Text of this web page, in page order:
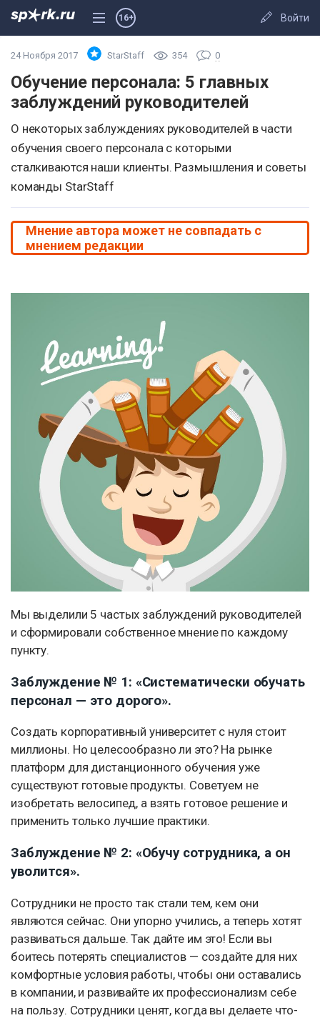
Войти
16+
24 Ноября 2017 StarStaff 354 0
Обучение персонала: 5 главных
заблуждений руководителей
О некоторых заблуждениях руководителей в части
обучения своего персонала с которыми
сталкиваются наши клиенты. Размышления и советы
команды StarStaff
Мнение автора может не совпадать с
мнением редакции
Мы выделили 5 частых заблуждений руководителей
и сформировали собственное мнение по каждому
пункту.
Заблуждение № 1: «Систематически обучать
персонал — это дорого».
Создать корпоративный университет с нуля стоит
миллионы. Но целесообразно ли это? На рынке
платформ для дистанционного обучения уже
существуют готовые продукты. Советуем не
изобретать велосипед, а взять готовое решение и
применить только лучшие практики.
Заблуждение № 2: «Обучу сотрудника, а он
уволится».
Сотрудники не просто так стали тем, кем они
являются сейчас. Они упорно учились, а теперь хотят
развиваться дальше. Так дайте им это! Если вы
боитесь потерять специалистов — создайте для них
комфортные условия работы, чтобы они оставались
в компании, и развивайте их профессионализм себе
на пользу. Сотрудники ценят, когда вы делаете что-